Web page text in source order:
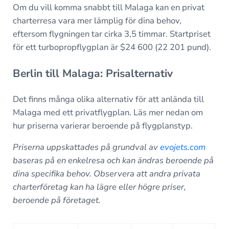
Om du vill komma snabbt till Malaga kan en privat
charterresa vara mer lämplig för dina behov,
eftersom flygningen tar cirka 3,5 timmar. Startpriset
för ett turbopropflygplan är $24 600 (22 201 pund).
Berlin till Malaga: Prisalternativ
Det finns många olika alternativ för att anlända till
Malaga med ett privatflygplan. Läs mer nedan om
hur priserna varierar beroende på flygplanstyp.
Priserna uppskattades på grundval avevojets.com
baseras på en enkelresa och kan ändras beroende på
dina specifika behov. Observera att andra privata
charterföretag kan ha lägre eller högre priser,
beroende på företaget.